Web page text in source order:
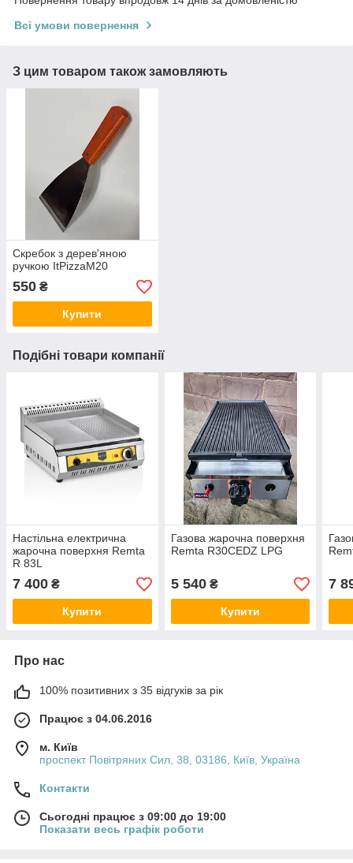
Всі умови повернення
З цим товаром також замовляють
Скребок з дерев'яною
ручкою ItPizzaM20
550 ₴
Купити
Подібні товари компанії
Настільна електрична
жарочна поверхня Remta
R 83L
7 400 ₴
Купити
Газова жарочна поверхня
Remta R30CEDZ LPG
5 540₴
Купити
7
Про нас
100% позитивних з 35 відгуків за рік
Працює з 04.06.2016
м. Київ
проспект Повітряних Сил, 38, 03186, Київ, Україна
Контакти
Сьогодні працює з 09:00 до 19:00
Показати весь графік роботи